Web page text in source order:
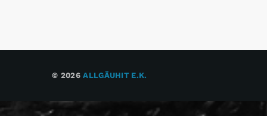
© 2026ALLGÄUHIT E.K.